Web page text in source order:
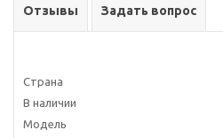
Отзывы Задать вопрос
Страна
В наличии
Модель